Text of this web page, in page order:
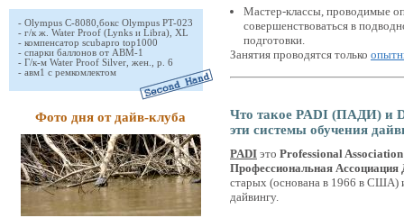
- Olympus C-8080,бокс Olympus PT-023
- г/к ж. Water Proof (Lynks и Libra), XL
- компенсатор scubapro top1000
- спарки баллонов от АВМ-1
- Г/к-м Water Proof Silver, жен., р. 6
- авм1 с ремкомлектом
Фото дня от дайв-клуба
Мастер-классы, проводимые
совершенствоваться в
подготовки.
Занятия проводятся только
Что такое PADI (ПАДИ) и
эти системы обучения
PADI это Professional
Профессиональная Ассоциация
старых (основана в 1966 в США)
дайвингу.